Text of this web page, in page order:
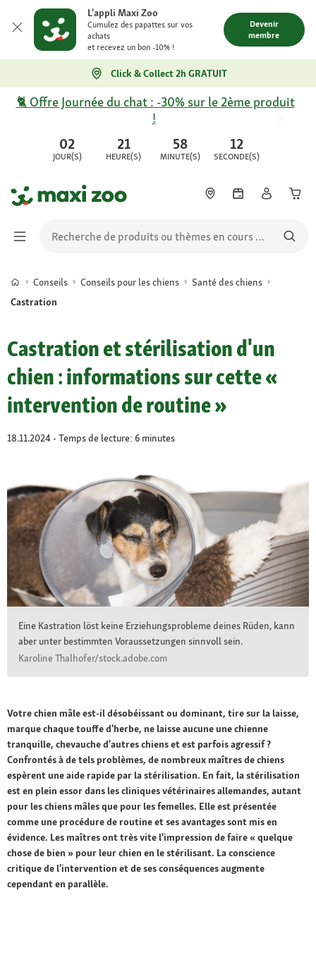
L'appli Maxi Zoo
Cumulez des papattes sur vos
achats
et recevez un bon -10% !
Devenir
membre
Click & Collect 2h GRATUIT
02
JOUR(S)
21
HEURE(S)
58
MINUTE(S)
12
SECONDE(S)
🐈 Offre Journée du chat : -30% sur le 2ème produit
!
Conseils Conseils pour les chiens
Santé des chiens
Castration
Castration et stérilisation d'un
chien : informations sur cette «
intervention de routine »
18.11.2024 - Temps de lecture: 6 minutes
Eine Kastration löst keine Erziehungsprobleme deines Rüden, kann
aber unter bestimmten Voraussetzungen sinnvoll sein.
Karoline Thalhofer/stock.adobe.com
Votre chien mâle est-il désobéissant ou dominant, tire sur la laisse,
marque chaque touffe d'herbe, ne laisse aucune une chienne
tranquille, chevauche d'autres chiens et est parfois agressif ?
Confrontés à de tels problèmes, de nombreux maîtres de chiens
espèrent une aide rapide par la stérilisation. En fait, la stérilisation
est en plein essor dans les cliniques vétérinaires allemandes, autant
pour les chiens mâles que pour les femelles. Elle est présentée
comme une procédure de routine et ses avantages sont mis en
évidence. Les maîtres ont très vite l'impression de faire « quelque
chose de bien » pour leur chien en le stérilisant. La conscience
critique de l'intervention et de ses conséquences augmente
cependant en parallèle.